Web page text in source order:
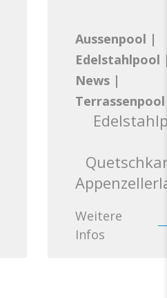
Aussenpool |
Edelstahlpool
News |
Terrassenpool
Weitere
Infos